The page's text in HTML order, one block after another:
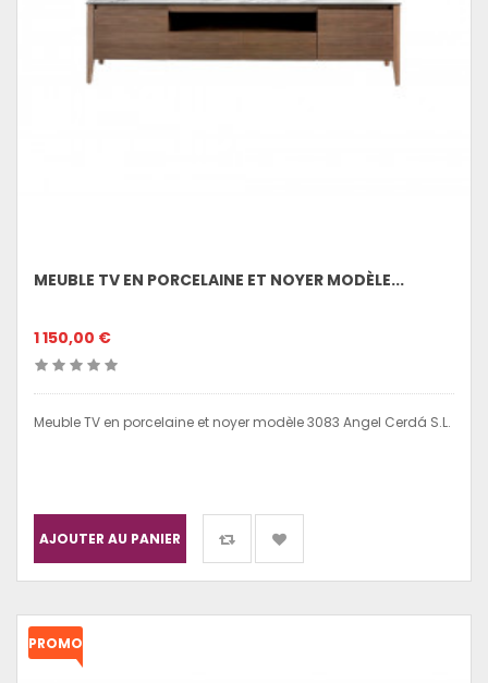
MEUBLE TV EN PORCELAINE ET NOYER MODÈLE...
1 150,00 €
Meuble TV en porcelaine et noyer modèle 3083 Angel Cerdá S.L.
AJOUTER AU PANIER
PROMO